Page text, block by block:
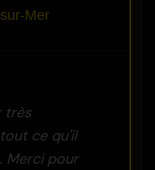
Mer
très
ce qu'il
Merci pour